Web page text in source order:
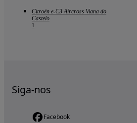
Citroën e-C3 Aircross Viana do
Castelo
1
Siga-nos
Facebook